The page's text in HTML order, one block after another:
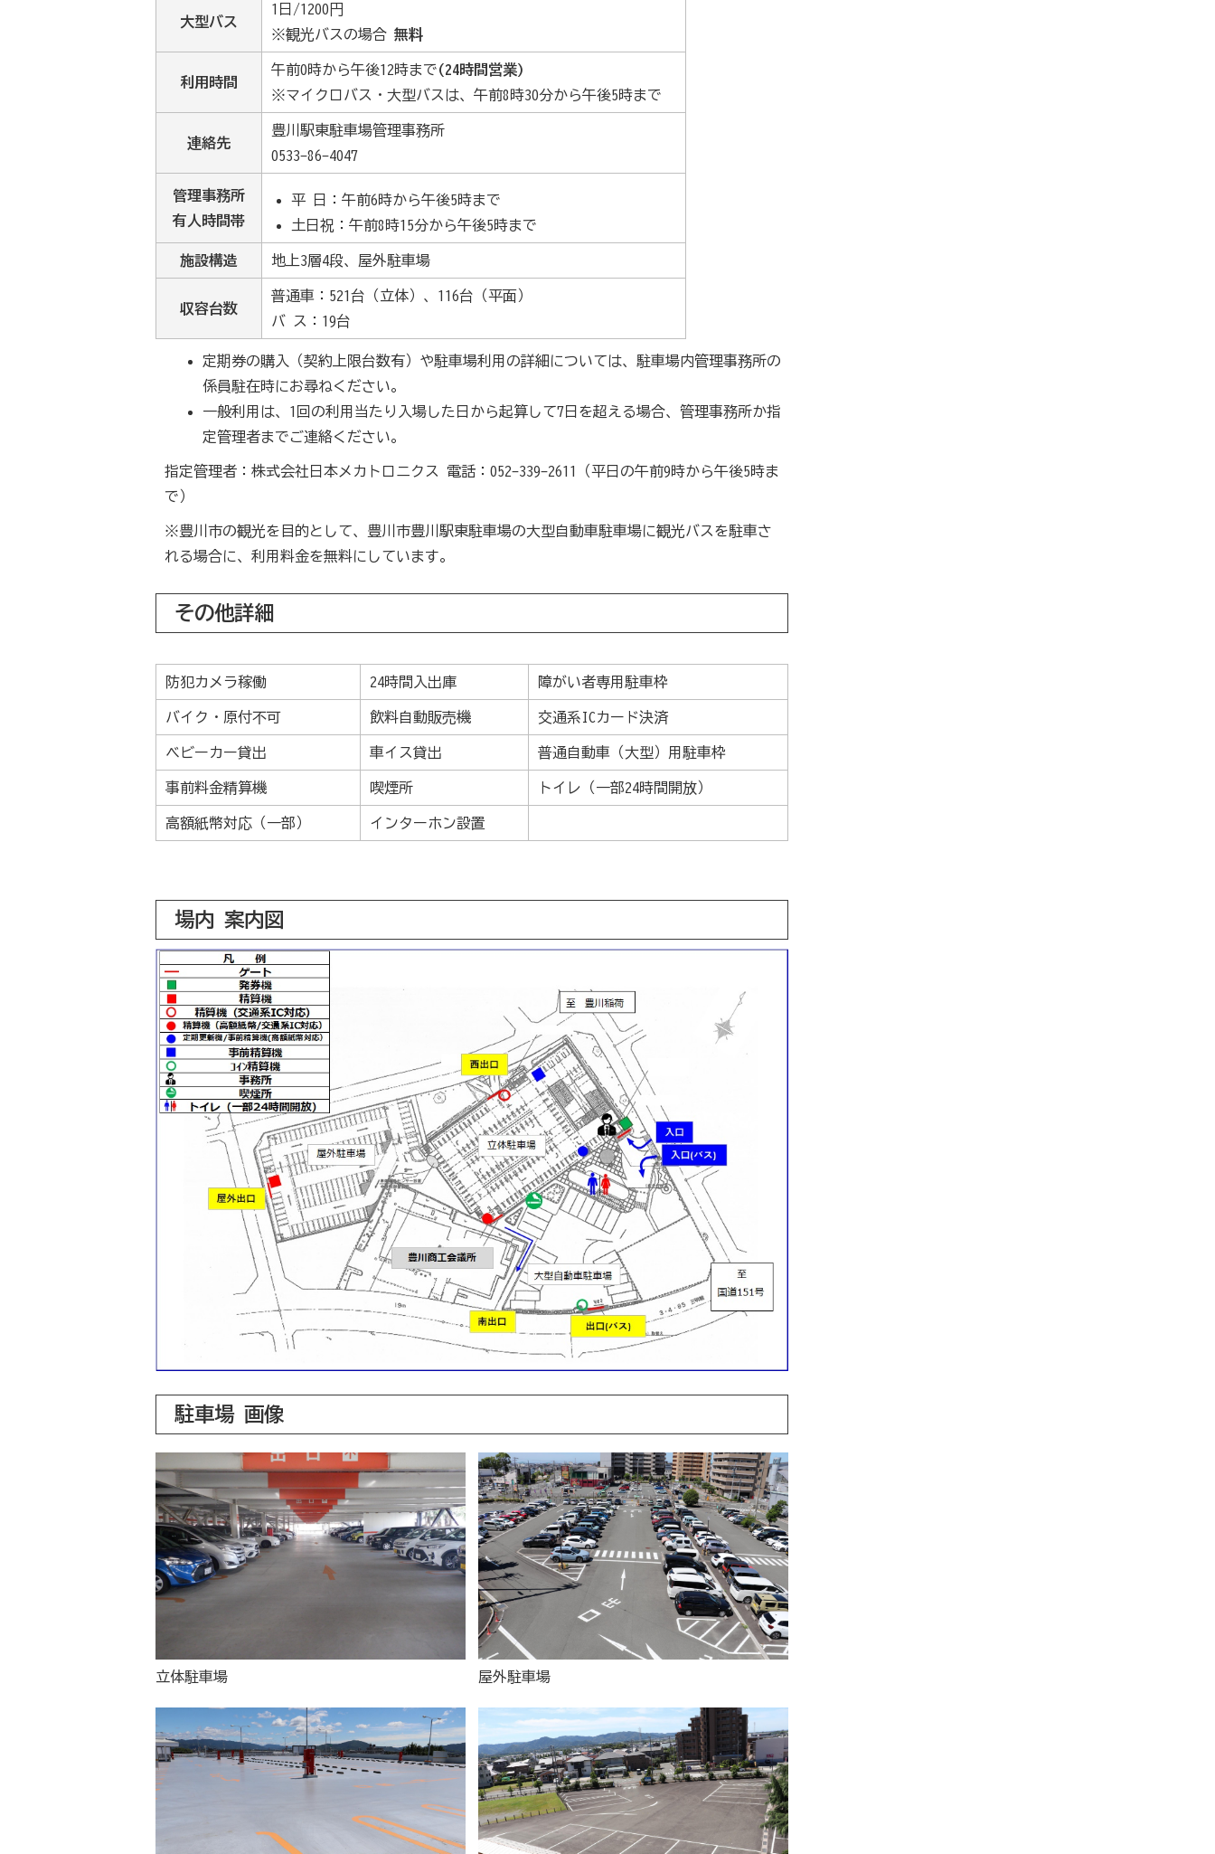
大型バス
1日/1200円
※観光バスの場合 無料
利用時間
午前0時から午後12時まで(24時間営業)
※マイクロバス・大型バスは、午前8時30分から午後5時まで
連絡先
豊川駅東駐車場管理事務所
0533-86-4047
管理事務所
有人時間帯
平 日：午前6時から午後5時まで
土日祝：午前8時15分から午後5時まで
施設構造 地上3層4段、屋外駐車場
収容台数
普通車：521台（立体）、116台（平面）
バ ス：19台
定期券の購入（契約上限台数有）や駐車場利用の詳細については、駐車場内管理事務所の
係員駐在時にお尋ねください。
一般利用は、1回の利用当たり入場した日から起算して7日を超える場合、管理事務所か指
定管理者までご連絡ください。
指定管理者：株式会社日本メカトロニクス 電話：052-339-2611（平日の午前9時から午後5時ま
で）
※豊川市の観光を目的として、豊川市豊川駅東駐車場の大型自動車駐車場に観光バスを駐車さ
れる場合に、利用料金を無料にしています。
その他詳細
防犯カメラ稼働 24時間入出庫 障がい者専用駐車枠
バイク・原付不可 飲料自動販売機 交通系ICカード決済
ベビーカー貸出 車イス貸出 普通自動車（大型）用駐車枠
事前料金精算機 喫煙所 トイレ（一部24時間開放）
高額紙幣対応（一部） インターホン設置
場内 案内図
駐車場 画像
立体駐車場 屋外駐車場